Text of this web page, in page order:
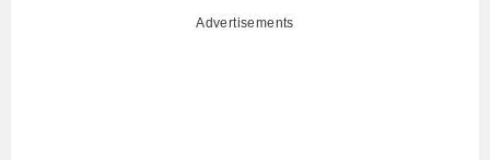
Advertisements